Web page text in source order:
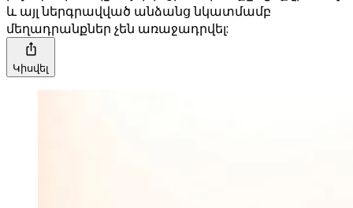
և այլ ներգրավված անձանց նկատմամբ
մեղադրանքներ չեն առաջադրվել:
Կիսվել